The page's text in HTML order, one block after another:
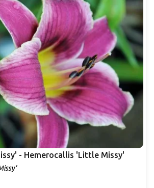
- Hemerocallis 'Little Missy'